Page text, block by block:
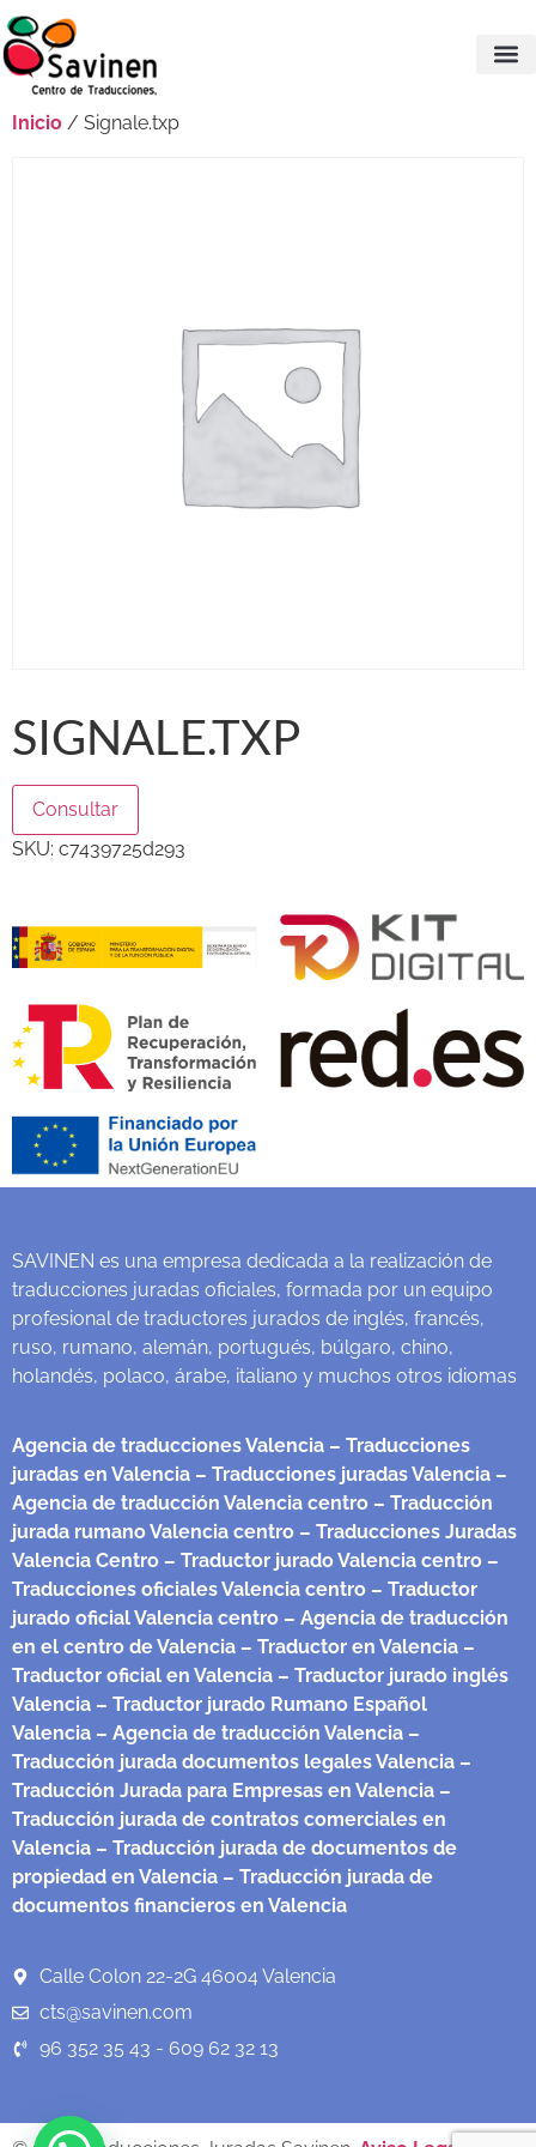
Inicio / Signale.txp
SIGNALE.TXP
Consultar
SKU: c7439725d293
SAVINEN es una empresa dedicada a la realización de
traducciones juradas oficiales, formada por un equipo
profesional de traductores jurados de inglés, francés,
ruso, rumano, alemán, portugués, búlgaro, chino,
holandés, polaco, árabe, italiano y muchos otros idiomas
Agencia de traducciones Valencia – Traducciones
juradas en Valencia – Traducciones juradas Valencia –
Agencia de traducción Valencia centro – Traducción
jurada rumano Valencia centro – Traducciones Juradas
Valencia Centro – Traductor jurado Valencia centro –
Traducciones oficiales Valencia centro – Traductor
jurado oficial Valencia centro – Agencia de traducción
en el centro de Valencia – Traductor en Valencia –
Traductor oficial en Valencia – Traductor jurado inglés
Valencia – Traductor jurado Rumano Español
Valencia – Agencia de traducción Valencia –
Traducción jurada documentos legales Valencia –
Traducción Jurada para Empresas en Valencia –
Traducción jurada de contratos comerciales en
Valencia – Traducción jurada de documentos de
propiedad en Valencia – Traducción jurada de
documentos financieros en Valencia
Calle Colon 22-2G 46004 Valencia
cts@savinen.com
96 352 35 43 - 609 62 32 13